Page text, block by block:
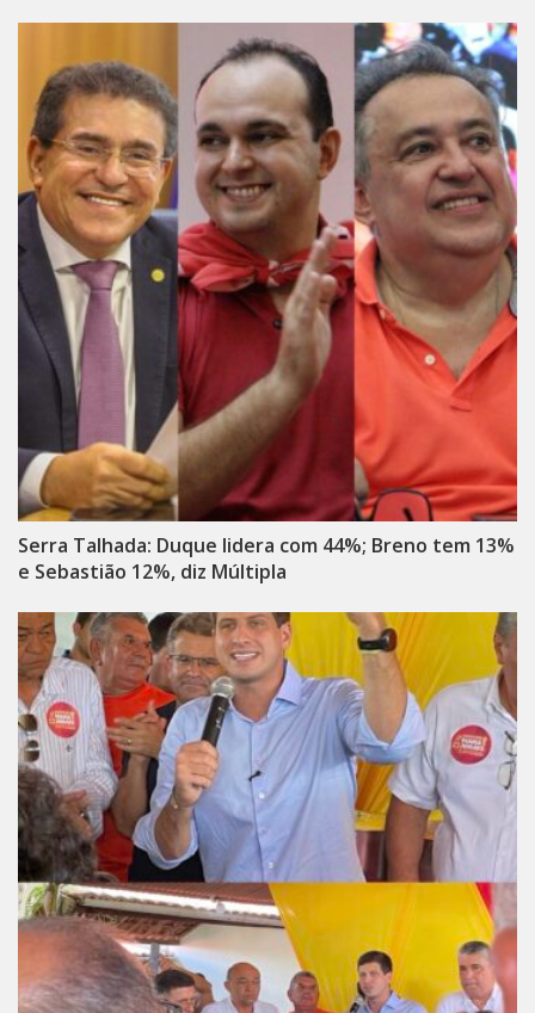
Serra Talhada: Duque lidera com 44%; Breno tem 13%
e Sebastião 12%, diz Múltipla